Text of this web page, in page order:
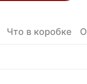
Что в коробке